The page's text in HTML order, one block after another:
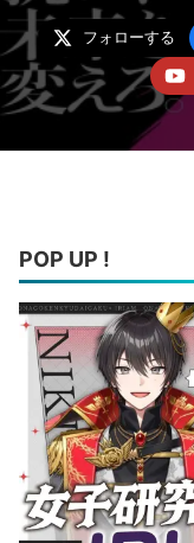
フォローする
POP UP !